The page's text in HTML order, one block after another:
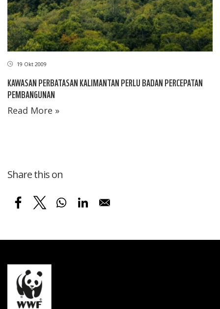
19 Okt 2009
KAWASAN PERBATASAN KALIMANTAN PERLU BADAN PERCEPATAN
PEMBANGUNAN
Read More »
Share this on